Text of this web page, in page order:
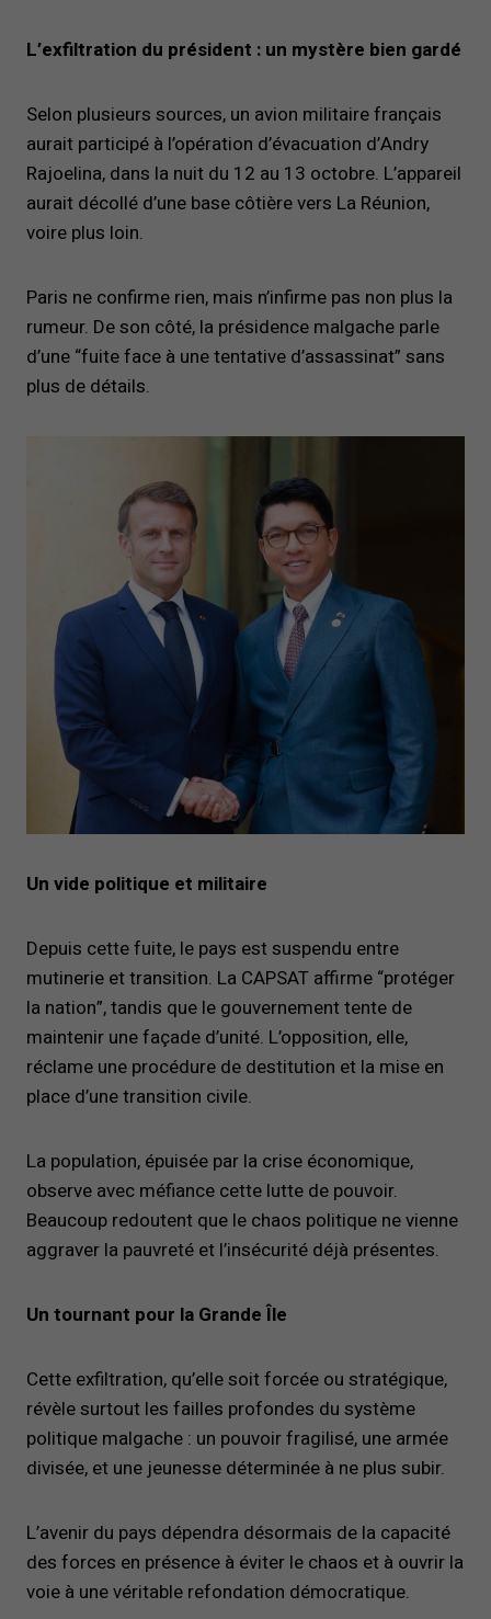
L’exfiltration du président : un mystère bien gardé
Selon plusieurs sources, un avion militaire français
aurait participé à l’opération d’évacuation d’Andry
Rajoelina, dans la nuit du 12 au 13 octobre. L’appareil
aurait décollé d’une base côtière vers La Réunion,
voire plus loin.
Paris ne confirme rien, mais n’infirme pas non plus la
rumeur. De son côté, la présidence malgache parle
d’une “fuite face à une tentative d’assassinat” sans
plus de détails.
Un vide politique et militaire
Depuis cette fuite, le pays est suspendu entre
mutinerie et transition. La CAPSAT affirme “protéger
la nation”, tandis que le gouvernement tente de
maintenir une façade d’unité. L’opposition, elle,
réclame une procédure de destitution et la mise en
place d’une transition civile.
La population, épuisée par la crise économique,
observe avec méfiance cette lutte de pouvoir.
Beaucoup redoutent que le chaos politique ne vienne
aggraver la pauvreté et l’insécurité déjà présentes.
Un tournant pour la Grande Île
Cette exfiltration, qu’elle soit forcée ou stratégique,
révèle surtout les failles profondes du système
politique malgache : un pouvoir fragilisé, une armée
divisée, et une jeunesse déterminée à ne plus subir.
L’avenir du pays dépendra désormais de la capacité
des forces en présence à éviter le chaos et à ouvrir la
voie à une véritable refondation démocratique.